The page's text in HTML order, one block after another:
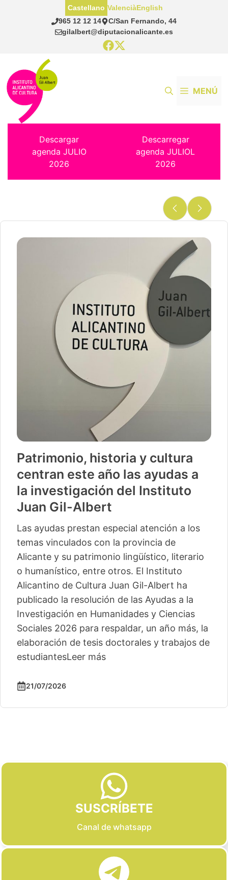
965 12 12 14
C/San Fernando, 44
gilalbert@diputacionalicante.es
Castellano ValenciàEnglish
MENÚ
Descargar
agenda JULIO
2026
Descarregar
agenda JULIOL
2026
Patrimonio, historia y cultura
centran este año las ayudas a
la investigación del Instituto
Juan Gil-Albert
Las ayudas prestan especial atención a los
temas vinculados con la provincia de
Alicante y su patrimonio lingüístico, literario
o humanístico, entre otros. El Instituto
Alicantino de Cultura Juan Gil-Albert ha
publicado la resolución de las Ayudas a la
Investigación en Humanidades y Ciencias
Sociales 2026 para respaldar, un año más, la
elaboración de tesis doctorales y trabajos de
estudiantesLeer más
21/07/2026
SUSCRÍBETE
Canal de whatsapp